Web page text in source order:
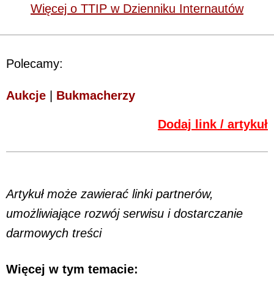
Więcej o TTIP w Dzienniku Internautów
Polecamy:
Aukcje Bukmacherzy
Dodaj link / artykuł
Artykuł może zawierać linki partnerów,
umożliwiające rozwój serwisu i dostarczanie
darmowych treści
Więcej w tym temacie: